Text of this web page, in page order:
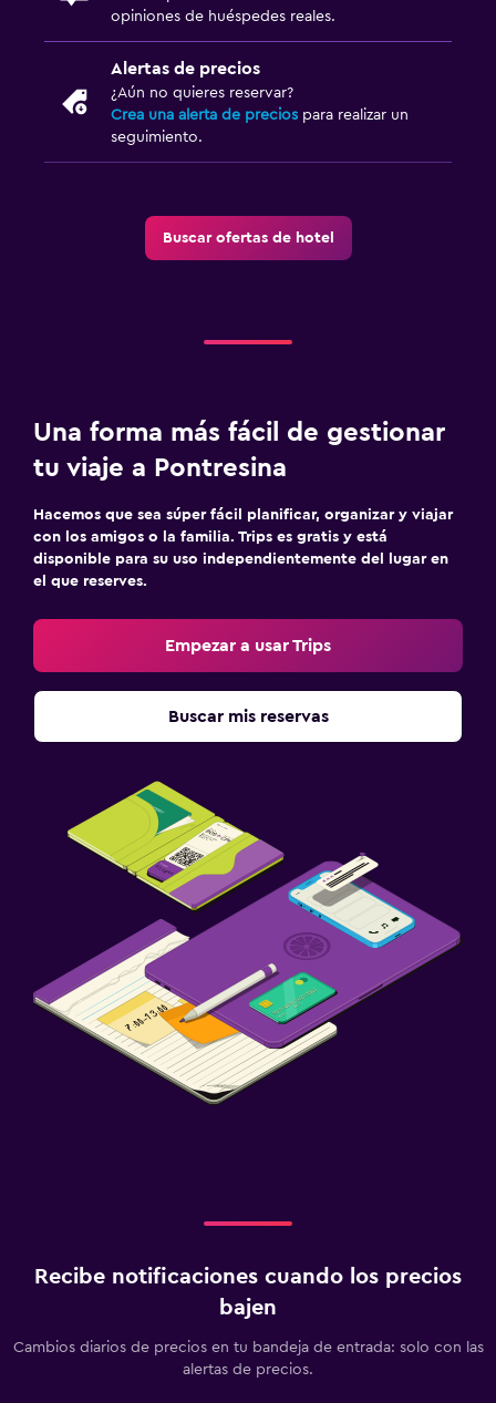
opiniones de huéspedes reales.
Alertas de precios
¿Aún no quieres reservar?
Crea una alerta de precios para realizar un
seguimiento.
Buscar ofertas de hotel
Una forma más fácil de gestionar
tu viaje a Pontresina
Hacemos que sea súper fácil planificar, organizar y viajar
con los amigos o la familia. Trips es gratis y está
disponible para su uso independientemente del lugar en
el que reserves.
Empezar a usar Trips
Buscar mis reservas
Recibe notificaciones cuando los precios
bajen
Cambios diarios de precios en tu bandeja de entrada: solo con las
alertas de precios.